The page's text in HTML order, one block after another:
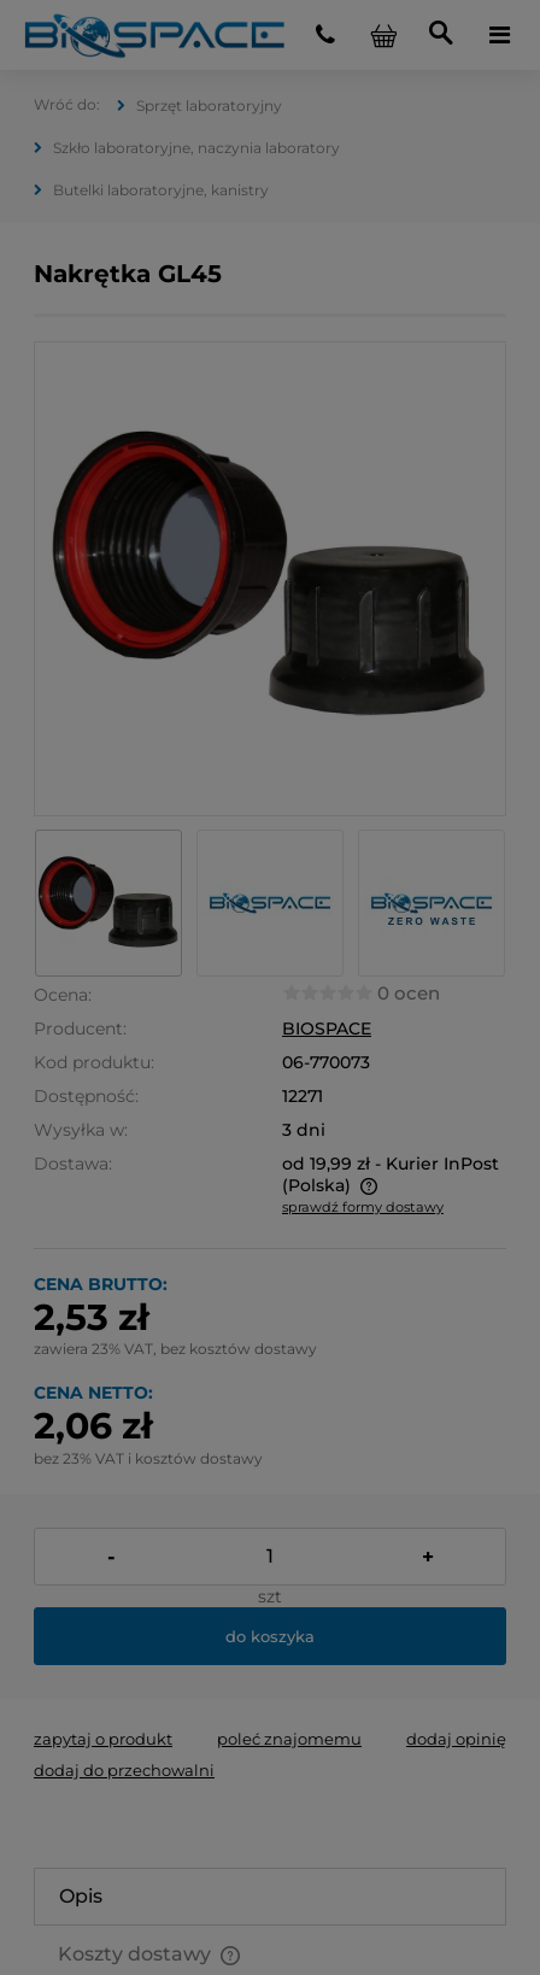
Sprzęt laboratoryjny
Szkło laboratoryjne, naczynia laboratory
Butelki laboratoryjne, kanistry
Nakrętka GL45
Ocena: 0 ocen
Producent:
BIOSPACE
Kod produktu:
06-770073
Dostępność:
12271
Wysyłka w:
3 dni
Dostawa:
od 19,99 zł - Kurier InPost
(Polska)
Cena nie zawiera ewentualnych kosztów płatności
sprawdź formy dostawy
CENA BRUTTO:
2,53 zł
zawiera 23% VAT, bez kosztów dostawy
CENA NETTO:
2,06 zł
bez 23% VAT i kosztów dostawy
- +
szt
do koszyka
zapytaj o produkt poleć znajomemu
dodaj opinię
dodaj do przechowalni
Opis
Koszty dostawy